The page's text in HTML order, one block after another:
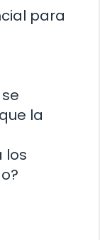
para
la
los